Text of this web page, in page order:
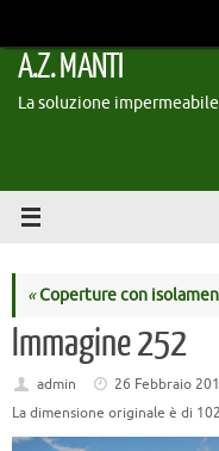
contenuto
A.Z. MANTI
La soluzione
«Coperture con
Immagine 252
admin
26 Febbraio
La dimensione originale è di